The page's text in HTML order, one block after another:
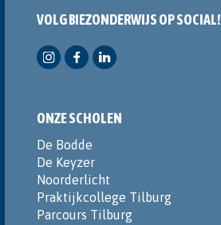
VOLG BIEZONDERWIJS OP SOCIAL!
ONZE SCHOLEN
De Bodde
De Keyzer
Noorderlicht
Praktijkcollege Tilburg
Parcours Tilburg